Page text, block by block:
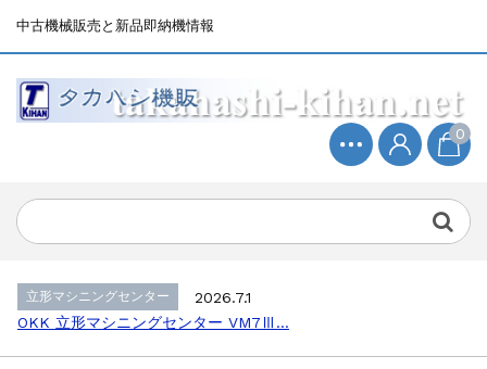
中古機械販売と新品即納機情報
0
森精機 立形マシニングセンター NV50...
立形マシニングセンター
2026.7.1
立形マシニングセンター
2026.7.1
OKK 立形マシニングセンター VM7Ⅲ...